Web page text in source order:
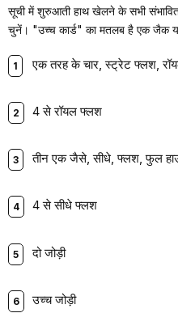
सूची में शुरुआती हाथ खेलने के सभी
चुनें। "उच्च कार्ड" का मतलब है एक जैक
एक तरह के चार, स्ट्रेट फ्लश,
4 से रॉयल फ्लश
तीन एक जैसे, सीधे, फ्लश, फुल
4 से सीधे फ्लश
दो जोड़ी
उच्च जोड़ी